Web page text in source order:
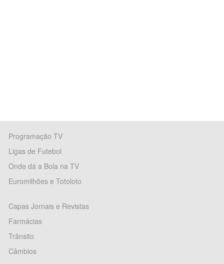
Programação TV
Ligas de Futebol
Onde dá a Bola na TV
Euromilhões e Totoloto
Capas Jornais e Revistas
Farmácias
Trânsito
Câmbios